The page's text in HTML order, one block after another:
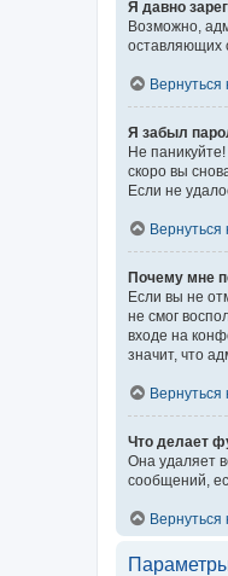
Я давно
Возможно,
оставляющих
Вернуться
Я забыл
Не
скоро вы
Если не
Вернуться
Почему мне
Если вы не
не смог
входе на
значит, что
Вернуться
Что делает
Она удаляет
сообщений,
Вернуться